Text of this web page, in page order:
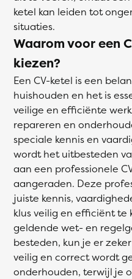
ketel kan leiden tot
situaties.
Waarom voor een
kiezen?
Een CV-ketel is een
huishouden en het is
veilige en efficiënte
repareren en
speciale kennis en
wordt het uitbesteden
aan een professionele
aangeraden. Deze
juiste kennis,
klus veilig en efficiënt te
geldende wet- en
besteden, kun je er
veilig en correct wordt
onderhouden, terwijl je